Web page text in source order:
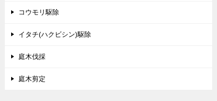
コウモリ駆除
イタチ(ハクビシン)駆除
庭木伐採
庭木剪定